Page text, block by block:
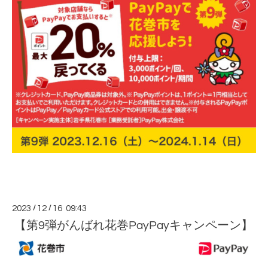
2023 / 12 / 16 09:43
【第9弾がんばれ花巻PayPayキャンペーン】